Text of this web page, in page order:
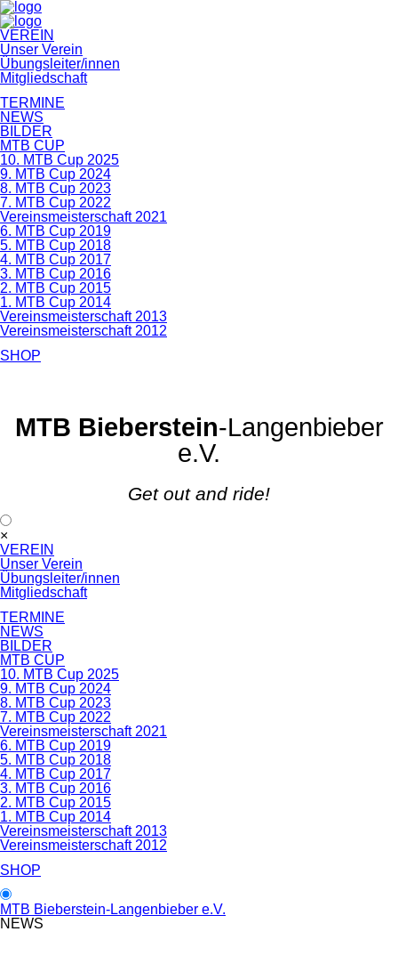
Navigation
überspringen
VEREIN
Unser Verein
Übungsleiter/innen
Mitgliedschaft
TERMINE
NEWS
BILDER
MTB CUP
10. MTB Cup 2025
9. MTB Cup 2024
8. MTB Cup 2023
7. MTB Cup 2022
Vereinsmeisterschaft 2021
6. MTB Cup 2019
5. MTB Cup 2018
4. MTB Cup 2017
3. MTB Cup 2016
2. MTB Cup 2015
1. MTB Cup 2014
Vereinsmeisterschaft 2013
Vereinsmeisterschaft 2012
SHOP
MTB Bieberstein-Langenbieber
e.V.
Get out and ride!
×
überspringen
VEREIN
Unser Verein
Übungsleiter/innen
Mitgliedschaft
TERMINE
NEWS
BILDER
MTB CUP
10. MTB Cup 2025
9. MTB Cup 2024
8. MTB Cup 2023
7. MTB Cup 2022
Vereinsmeisterschaft 2021
6. MTB Cup 2019
5. MTB Cup 2018
4. MTB Cup 2017
3. MTB Cup 2016
2. MTB Cup 2015
1. MTB Cup 2014
Vereinsmeisterschaft 2013
Vereinsmeisterschaft 2012
SHOP
MTB Bieberstein-Langenbieber e.V.
NEWS